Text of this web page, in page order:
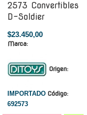
2573 Convertibles
D-Soldier
$23.450,00
Marca:
Origen:
IMPORTADO Código:
692573